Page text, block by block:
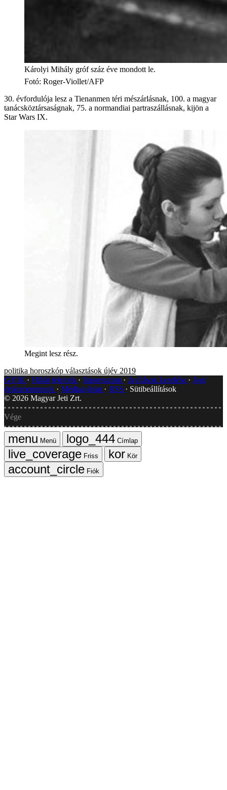
Károlyi Mihály gróf száz éve mondott le.
Fotó: Roger-Viollet/AFP
30. évfordulója lesz a Tienanmen téri mészárlásnak, 100. a magyar
tanácsköztársaságnak, 75. a normandiai partraszállásnak, kijön a
Star Wars IX.
Megint lesz rész.
politika horoszkóp választások újév 2019
GYIK
Hibát jelentek Impresszum Javítások kezelése
Jogi
dokumentumok
Médiaajánlat RSS
Sütibeállítások
© 2026 Magyar Jeti Zrt.
Vége
Menü
Címlap
Friss
Kör
Fiók